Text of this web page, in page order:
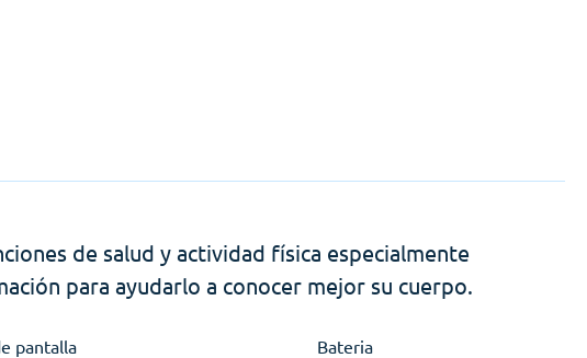
de salud y actividad física especialmente
para ayudarlo a conocer mejor su cuerpo.
pantalla Bateria